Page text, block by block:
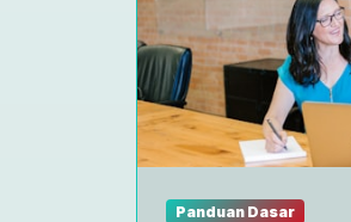
Panduan Dasar